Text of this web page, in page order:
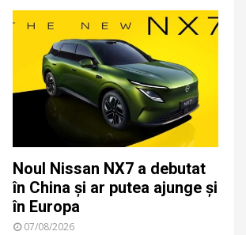
Noul Nissan NX7 a debutat
în China și ar putea ajunge și
în Europa
07/08/2026